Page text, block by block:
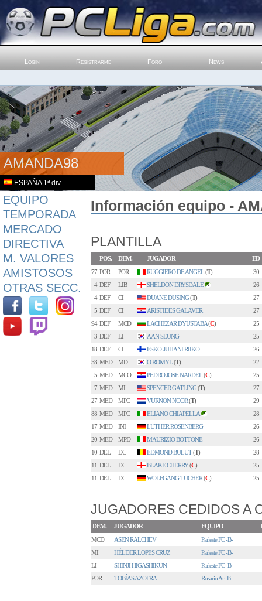
Login Registrarme Foro News
AMANDA98
ESPAÑA 1ª div.
EQUIPO
TEMPORADA
MERCADO
DIRECTIVA
M. VALORES
AMISTOSOS
OTRAS SECC.
Información equipo -
PLANTILLA
POS. DEM. JUGADOR
ED
77 POR POR RUGGIERO DE ANGEL(T)
30
4 DEF LIB SHELDON DRYSDALE 3
26
4 DEF CI DUANE DUSING(T)
27
5 DEF CI ARISTIDES GALAVER
27
94 DEF MCD LACHEZAR DYUSTABA(C)
25
3 DEF LI AAN SEUNG
25
18 DEF CI ESKO-JUHANI RIIKO
26
58 MED MD O ROMYL(T)
22
5 MED MCO PEDRO JOSE NARDEL(C)
25
7 MED MI SPENCER GATLING(T)
27
27 MED MPC VURNON NOOR(T)
29
88 MED MPC ELIANO CHIAPELLA 2
28
17 MED INI LUTHER ROSENBERG
26
20 MED MPD MAURIZIO BOTTONE
26
10 DEL DC EDMOND BULUT(T)
28
11 DEL DC BLAKE CHERRY(C)
25
11 DEL DC WOLFGANG TUCHER(C) 25
JUGADORES CEDIDOS A
DEM. JUGADOR EQUIPO
MCD
ASEN RALCHEV
Parleste FC -B-
MI
HÉLDER LOPES CRUZ
Parleste FC -B-
LI
SHINJI HIGASHIKUN
Parleste FC -B-
POR
TOBÍAS AZOFRA Rosario Ar -B-